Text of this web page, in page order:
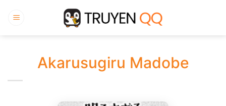
qua
Akarusugiru Madobe